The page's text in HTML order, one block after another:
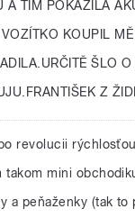
A TÍM POKAZILA
KOUPIL
ŠLO
Z
revolucii
mini
a peňaženky (tak